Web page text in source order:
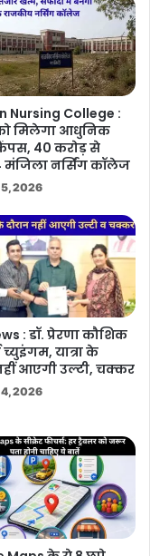
Nursing College :
मिलेगा आधुनिक
40 करोड़ से
मंजिला नर्सिंग कॉलेज
2026
: डॉ. प्रेरणा कौशिक
यात्रा के
आएगी उल्टी, चक्कर
2026